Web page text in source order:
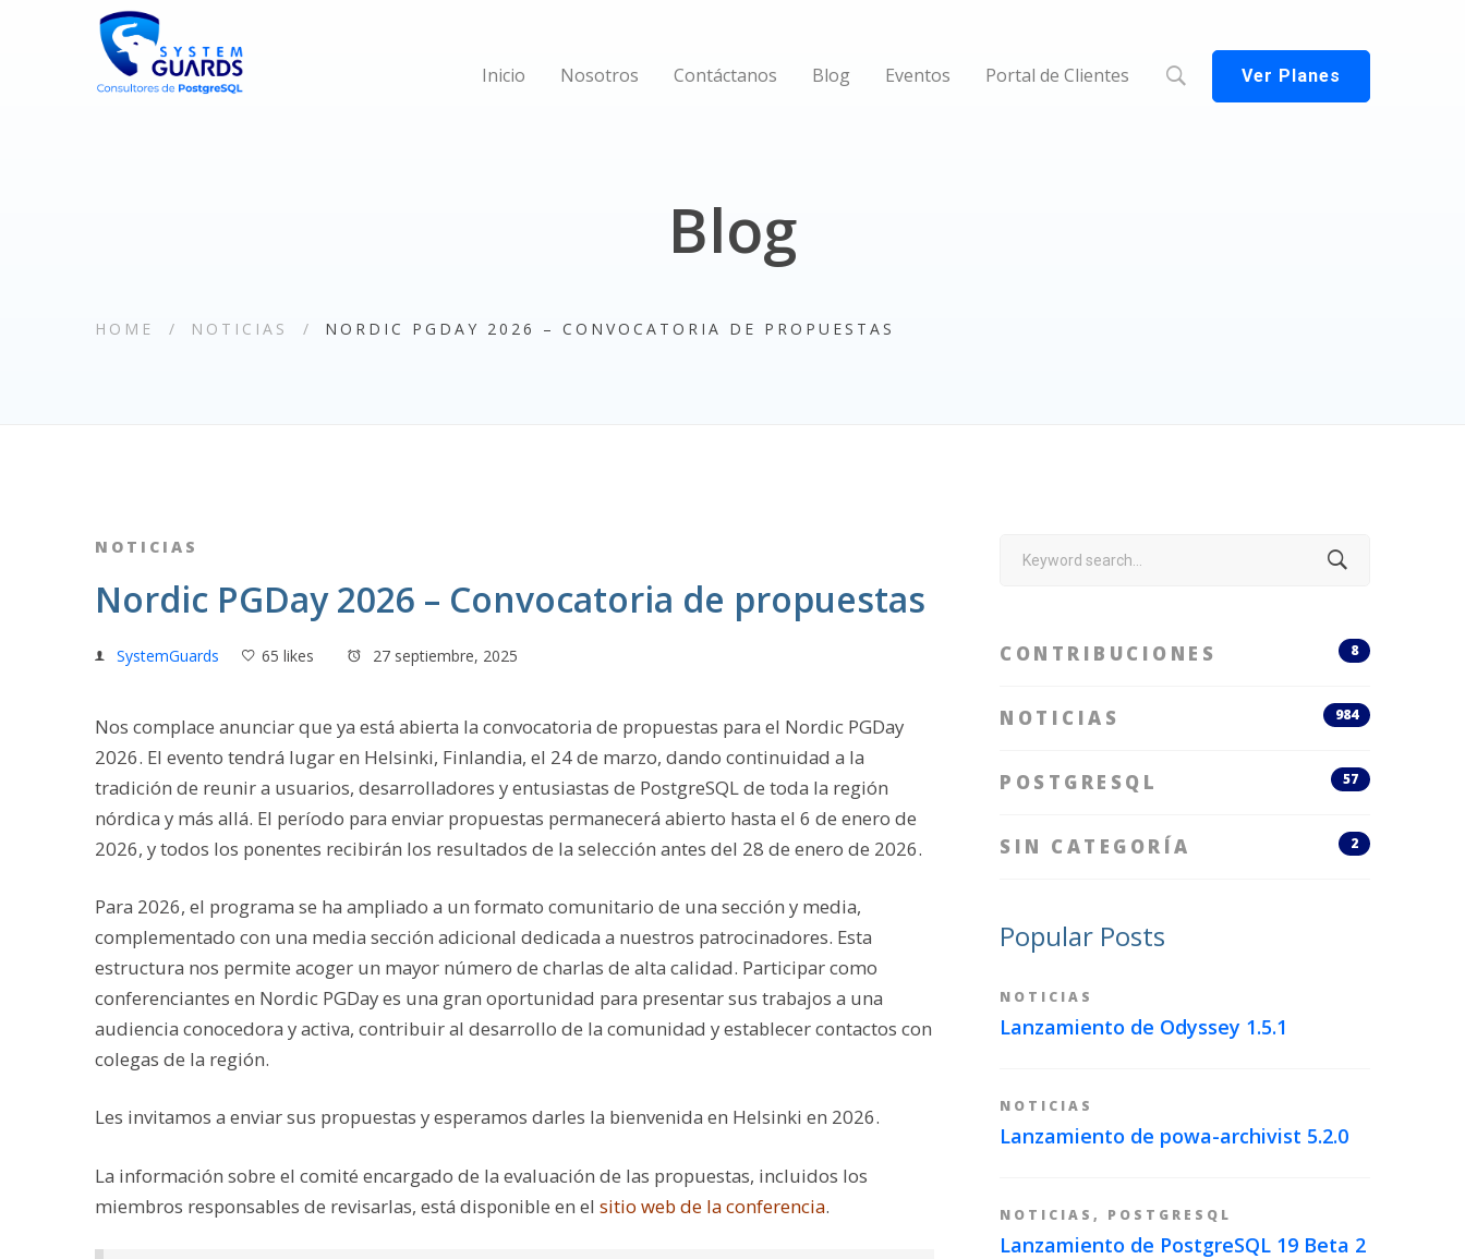
Inicio Nosotros Contáctanos Blog Eventos Portal de Clientes Ver Planes
Blog
HOME NOTICIAS NORDIC PGDAY 2026 – CONVOCATORIA DE PROPUESTAS
NOTICIAS
Nordic PGDay 2026 – Convocatoria de propuestas
SystemGuards 65 likes 27 septiembre, 2025
Nos complace anunciar que ya está abierta la convocatoria de propuestas para el Nordic PGDay
2026. El evento tendrá lugar en Helsinki, Finlandia, el 24 de marzo, dando continuidad a la
tradición de reunir a usuarios, desarrolladores y entusiastas de PostgreSQL de toda la región
nórdica y más allá. El período para enviar propuestas permanecerá abierto hasta el 6 de enero de
2026, y todos los ponentes recibirán los resultados de la selección antes del 28 de enero de 2026.
Para 2026, el programa se ha ampliado a un formato comunitario de una sección y media,
complementado con una media sección adicional dedicada a nuestros patrocinadores. Esta
estructura nos permite acoger un mayor número de charlas de alta calidad. Participar como
conferenciantes en Nordic PGDay es una gran oportunidad para presentar sus trabajos a una
audiencia conocedora y activa, contribuir al desarrollo de la comunidad y establecer contactos con
colegas de la región.
Les invitamos a enviar sus propuestas y esperamos darles la bienvenida en Helsinki en 2026.
La información sobre el comité encargado de la evaluación de las propuestas, incluidos los
miembros responsables de revisarlas, está disponible en el sitio web de la conferencia.
Search
CONTRIBUCIONES 8
NOTICIAS 984
POSTGRESQL 57
SIN CATEGORÍA 2
Popular Posts
NOTICIAS
Lanzamiento de Odyssey 1.5.1
NOTICIAS
Lanzamiento de powa-archivist 5.2.0
NOTICIAS , POSTGRESQL
Lanzamiento de PostgreSQL 19 Beta 2